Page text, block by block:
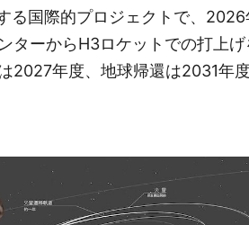
る国際的プロジェクトで、2026
ターからH3ロケットでの打上げ
2027年度、地球帰還は2031年